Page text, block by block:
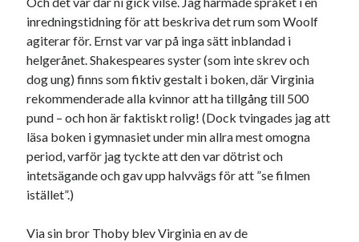
Egna länkar
Bokstävlar & AI – mitt levebröd. Gå en kurs!
Den stora bloggläsarvärvsveckan
Godisbrödet från himlen
Köttfärslimpan på allas läppar
Länkskolan
Lotten som Sommarpratare (i fantasin alltså: grupp på FB)
Vad ska du laga för mat idag? (Recept!)
inredningstidning för att beskriva det rum som Woolf
agiterar för. Ernst var var på inga sätt inblandad i
helgerånet. Shakespeares syster (som inte skrev och
dog ung) finns som fiktiv gestalt i boken, där Virginia
rekommenderade alla kvinnor att ha tillgång till 500
pund – och hon är faktiskt rolig! (Dock tvingades jag att
läsa boken i gymnasiet under min allra mest omogna
period, varför jag tyckte att den var dötrist och
intetsägande och gav upp halvvägs för att ”se filmen
istället”.)
Via sin bror Thoby blev Virginia en av de